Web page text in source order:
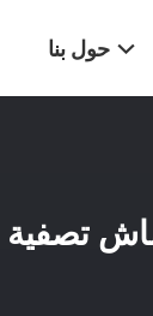
حول بنا